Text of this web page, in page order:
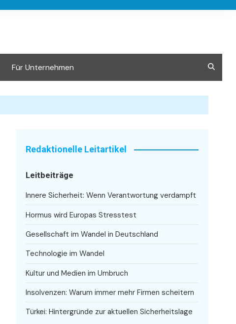
Für Unternehmen
Redaktionelle Leitartikel
Leitbeiträge
Innere Sicherheit: Wenn Verantwortung verdampft
Hormus wird Europas Stresstest
Gesellschaft im Wandel in Deutschland
Technologie im Wandel
Kultur und Medien im Umbruch
Insolvenzen: Warum immer mehr Firmen scheitern
Türkei: Hintergründe zur aktuellen Sicherheitslage